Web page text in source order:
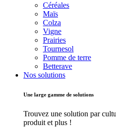
Céréales
Maïs
Colza
Vigne
Prairies
Tournesol
Pomme de terre
Betterave
Nos solutions
Une large gamme de solutions
Trouvez une solution par
produit et plus !